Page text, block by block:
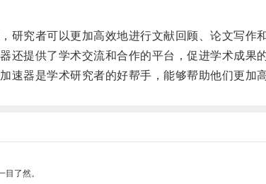
究者可以更加高效地进行文献回顾、论文写作和
提供了学术交流和合作的平台，促进学术成果的
器是学术研究者的好帮手，能够帮助他们更加
了然。